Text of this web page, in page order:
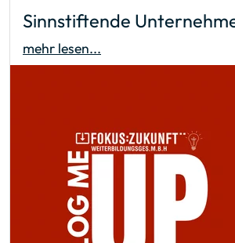
Sinnstiftende
mehr lesen...